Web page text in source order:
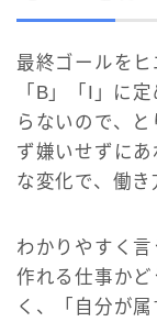
最終ゴールをヒ
「B」「I」に
らないので、
ず嫌いせずに
な変化で、働き
わかりやすく
作れる仕事か
く、「自分が